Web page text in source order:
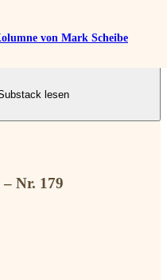
von Mark Scheibe
lesen
– Nr. 179